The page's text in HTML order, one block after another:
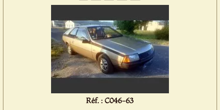
Réf. : C046-63